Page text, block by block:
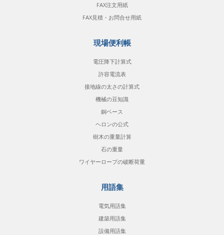
FAX注文用紙
FAX見積・お問合せ用紙
現場便利帳
電圧降下計算式
許容電流表
接地線の太さの計算式
機械の豆知識
銅ベース
ヘロンの公式
樹木の重量計算
石の重量
ワイヤーロープの破断荷重
用語集
電気用語集
建築用語集
設備用語集